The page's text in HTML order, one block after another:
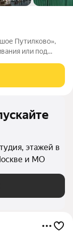
Путилково»,
или под
этажей в
и МО